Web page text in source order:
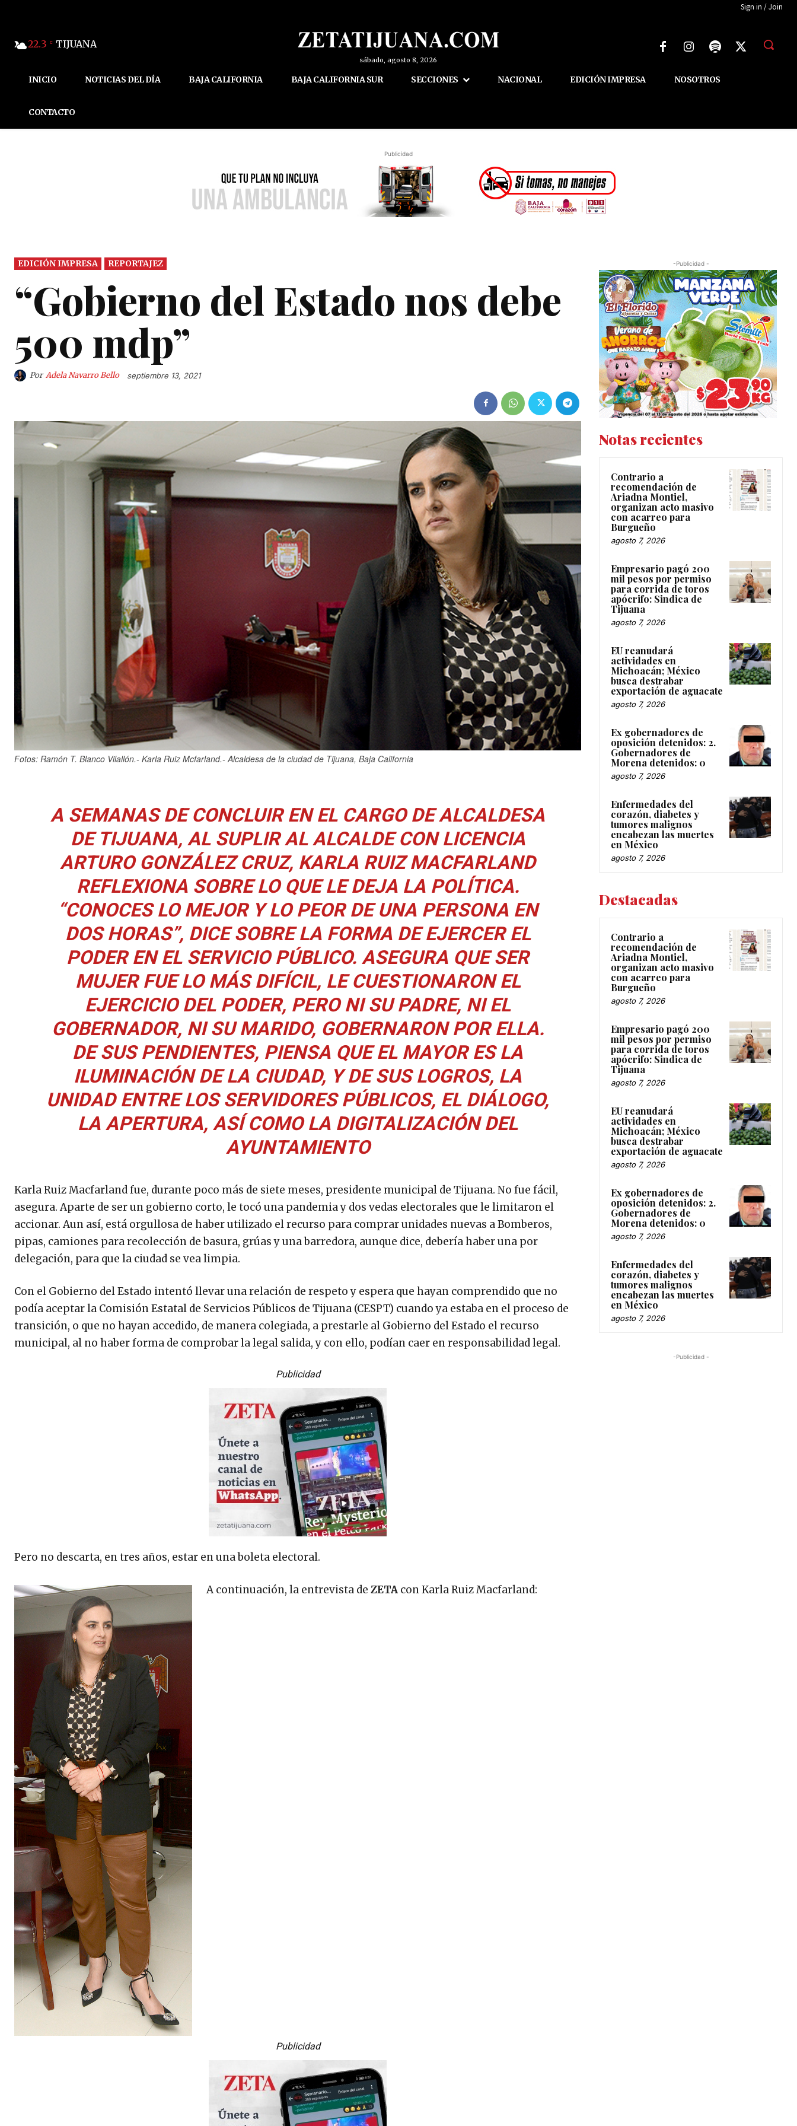
Sign in / Join
22.3 C TIJUANA
sábado, agosto 8, 2026
INICIO NOTICIAS DEL DÍA BAJA CALIFORNIA BAJA CALIFORNIA SUR SECCIONES NACIONAL EDICIÓN IMPRESA NOSOTROS
CONTACTO
Publicidad
EDICIÓN IMPRESA REPORTAJEZ
“Gobierno del Estado nos debe
500 mdp”
Por Adela Navarro Bello septiembre 13, 2021
Fotos: Ramón T. Blanco Vilallón.- Karla Ruiz Mcfarland.- Alcaldesa de la ciudad de Tijuana, Baja California
A SEMANAS DE CONCLUIR EN EL CARGO DE ALCALDESA
DE TIJUANA, AL SUPLIR AL ALCALDE CON LICENCIA
ARTURO GONZÁLEZ CRUZ, KARLA RUIZ MACFARLAND
REFLEXIONA SOBRE LO QUE LE DEJA LA POLÍTICA.
“CONOCES LO MEJOR Y LO PEOR DE UNA PERSONA EN
DOS HORAS”, DICE SOBRE LA FORMA DE EJERCER EL
PODER EN EL SERVICIO PÚBLICO. ASEGURA QUE SER
MUJER FUE LO MÁS DIFÍCIL, LE CUESTIONARON EL
EJERCICIO DEL PODER, PERO NI SU PADRE, NI EL
GOBERNADOR, NI SU MARIDO, GOBERNARON POR ELLA.
DE SUS PENDIENTES, PIENSA QUE EL MAYOR ES LA
ILUMINACIÓN DE LA CIUDAD, Y DE SUS LOGROS, LA
UNIDAD ENTRE LOS SERVIDORES PÚBLICOS, EL DIÁLOGO,
LA APERTURA, ASÍ COMO LA DIGITALIZACIÓN DEL
AYUNTAMIENTO
Karla Ruiz Macfarland fue, durante poco más de siete meses, presidente municipal de Tijuana. No fue fácil,
asegura. Aparte de ser un gobierno corto, le tocó una pandemia y dos vedas electorales que le limitaron el
accionar. Aun así, está orgullosa de haber utilizado el recurso para comprar unidades nuevas a Bomberos,
pipas, camiones para recolección de basura, grúas y una barredora, aunque dice, debería haber una por
delegación, para que la ciudad se vea limpia.
Con el Gobierno del Estado intentó llevar una relación de respeto y espera que hayan comprendido que no
podía aceptar la Comisión Estatal de Servicios Públicos de Tijuana (CESPT) cuando ya estaba en el proceso de
transición, o que no hayan accedido, de manera colegiada, a prestarle al Gobierno del Estado el recurso
municipal, al no haber forma de comprobar la legal salida, y con ello, podían caer en responsabilidad legal.
Publicidad
Pero no descarta, en tres años, estar en una boleta electoral.
A continuación, la entrevista de ZETA con Karla Ruiz Macfarland:
Publicidad
-Publicidad -
Notas recientes
Contrario a
recomendación de
Ariadna Montiel,
organizan acto masivo
con acarreo para
Burgueño
agosto 7, 2026
Empresario pagó 200
mil pesos por permiso
para corrida de toros
apócrifo: Sindica de
Tijuana
agosto 7, 2026
EU reanudará
actividades en
Michoacán; México
busca destrabar
exportación de aguacate
agosto 7, 2026
Ex gobernadores de
oposición detenidos: 2.
Gobernadores de
Morena detenidos: 0
agosto 7, 2026
Enfermedades del
corazón, diabetes y
tumores malignos
encabezan las muertes
en México
agosto 7, 2026
Destacadas
Contrario a
recomendación de
Ariadna Montiel,
organizan acto masivo
con acarreo para
Burgueño
agosto 7, 2026
Empresario pagó 200
mil pesos por permiso
para corrida de toros
apócrifo: Sindica de
Tijuana
agosto 7, 2026
EU reanudará
actividades en
Michoacán; México
busca destrabar
exportación de aguacate
agosto 7, 2026
Ex gobernadores de
oposición detenidos: 2.
Gobernadores de
Morena detenidos: 0
agosto 7, 2026
Enfermedades del
corazón, diabetes y
tumores malignos
encabezan las muertes
en México
agosto 7, 2026
-Publicidad -